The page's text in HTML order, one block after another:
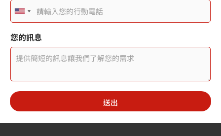
頁
面
標
題
U
n
i
t
e
d
S
t
頁
面
標
題
用
者
頁
面
標
您的訊息
送出